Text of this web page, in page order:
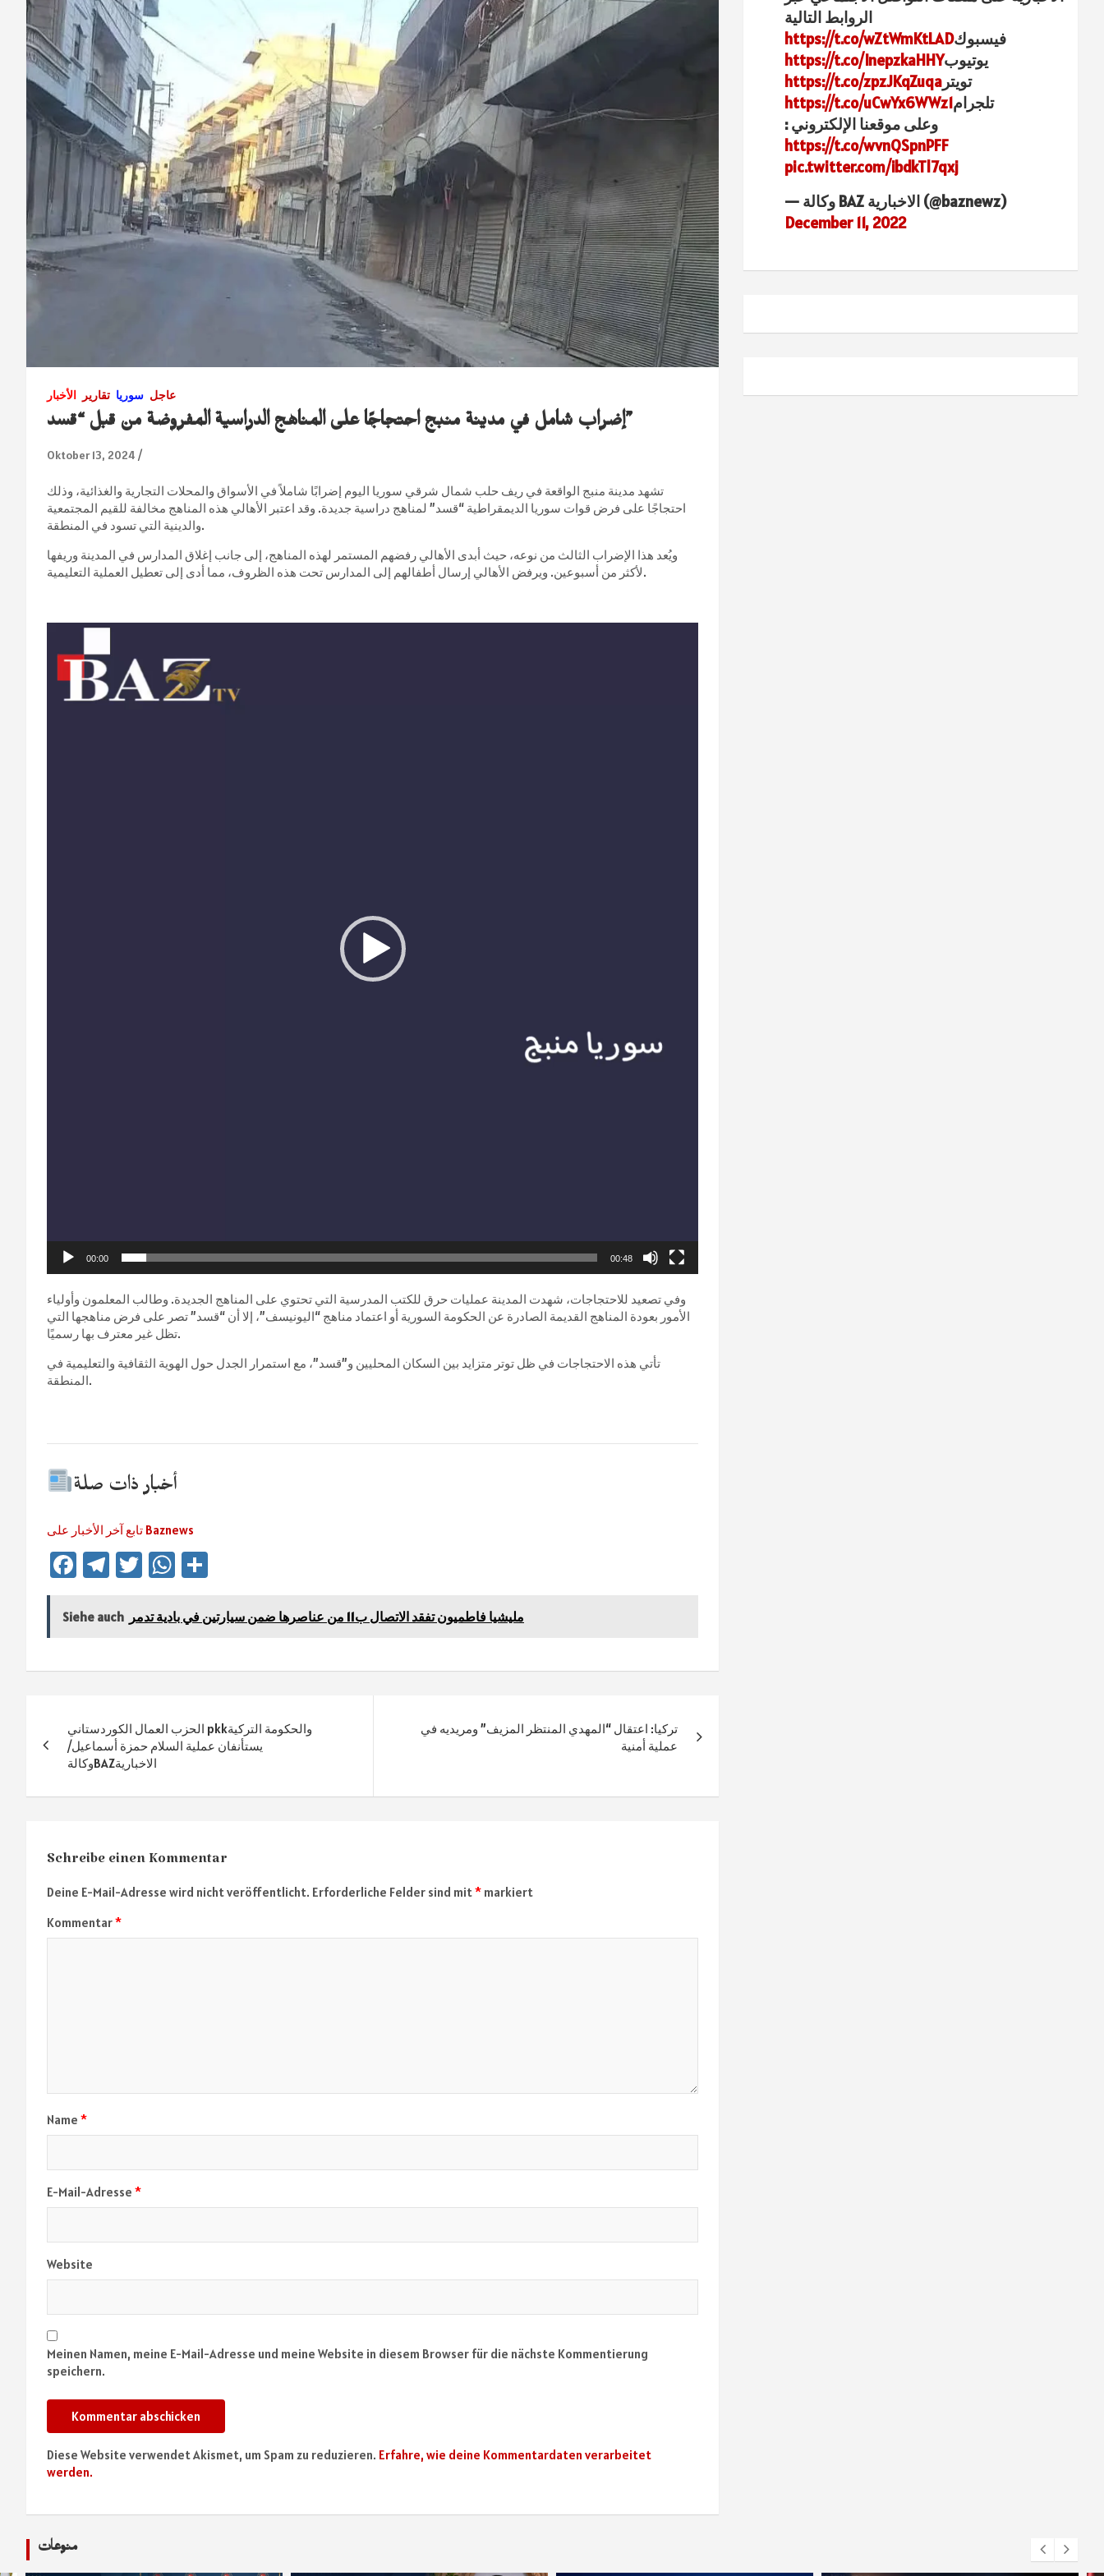
الأخبار تقارير سوريا عاجل
إضراب شامل في مدينة منبج احتجاجًا على المناهج الدراسية المفروضة من قبل “قسد”
Oktober 13, 2024
تشهد مدينة منبج الواقعة في ريف حلب شمال شرقي سوريا اليوم إضرابًا شاملاً في الأسواق والمحلات التجارية والغذائية، وذلك
احتجاجًا على فرض قوات سوريا الديمقراطية “قسد” لمناهج دراسية جديدة. وقد اعتبر الأهالي هذه المناهج مخالفة للقيم المجتمعية
والدينية التي تسود في المنطقة.
ويُعد هذا الإضراب الثالث من نوعه، حيث أبدى الأهالي رفضهم المستمر لهذه المناهج، إلى جانب إغلاق المدارس في المدينة وريفها
لأكثر من أسبوعين. ويرفض الأهالي إرسال أطفالهم إلى المدارس تحت هذه الظروف، مما أدى إلى تعطيل العملية التعليمية.
Video-
00:00 00:48
وفي تصعيد للاحتجاجات، شهدت المدينة عمليات حرق للكتب المدرسية التي تحتوي على المناهج الجديدة. وطالب المعلمون وأولياء
الأمور بعودة المناهج القديمة الصادرة عن الحكومة السورية أو اعتماد مناهج “اليونيسف”، إلا أن “قسد” تصر على فرض مناهجها التي
تظل غير معترف بها رسميًا.
تأتي هذه الاحتجاجات في ظل توتر متزايد بين السكان المحليين و”قسد”، مع استمرار الجدل حول الهوية الثقافية والتعليمية في
المنطقة.
أخبار ذات صلة
تابع آخر الأخبار على Baznews
Fa
b
ok
Te
gr
m
T
tt
W
at
p
n
Siehe auch مليشيا فاطميون تفقد الاتصال ب11 من عناصرها ضمن سيارتين في بادية تدمر
الحزب العمال الكوردستاني pkkوالحكومة التركية
يستأنفان عملية السلام حمزة أسماعيل/
وكالةBAZالاخبارية
تركيا: اعتقال “المهدي المنتظر المزيف” ومريديه في
عملية أمنية
Schreibe einen Kommentar
Deine E-Mail-Adresse wird nicht veröffentlicht. Erforderliche Felder sind mit* markiert
Kommentar*
Name *
E-Mail-Adresse *
Website
Meinen Namen, meine E-Mail-Adresse und meine Website in diesem Browser für die nächste Kommentierung
speichern.
Diese Website verwendet Akismet, um Spam zu reduzieren. Erfahre, wie deine Kommentardaten verarbeitet
werden.
الروابط التالية
فيسبوكhttps://t.co/wZtWmKtLAD
يوتيوبhttps://t.co/InepzkaHHY
تويتر https://t.co/zpzJKqZuqa
تلجرامhttps://t.co/uCwYx6WWz1
وعلى موقعنا الإلكتروني :
https://t.co/wvnQSpnPFF
pic.twitter.com/ibdkTl7qxj
— وكالة BAZ الاخبارية (@baznewz)
December 11, 2022
منوعات